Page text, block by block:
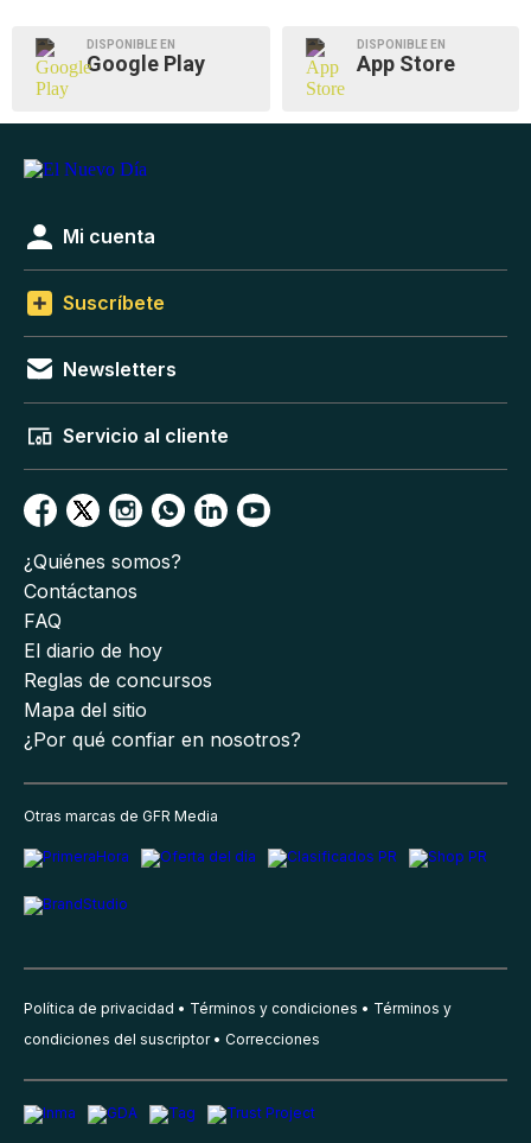
DISPONIBLE EN
Google Play
DISPONIBLE EN
App Store
Mi cuenta
Suscríbete
Newsletters
Servicio al cliente
¿Quiénes somos?
Contáctanos
FAQ
El diario de hoy
Reglas de concursos
Mapa del sitio
¿Por qué confiar en nosotros?
Otras marcas de GFR Media
Política de privacidad Términos y condiciones
Términos y
condiciones del suscriptor
Correcciones